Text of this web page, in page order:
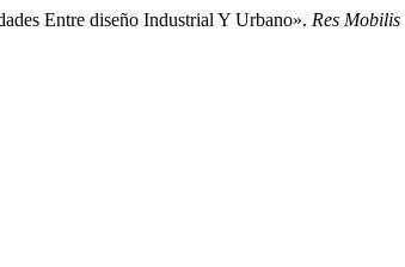
Entre diseño Industrial Y Urbano». Res Mobilis